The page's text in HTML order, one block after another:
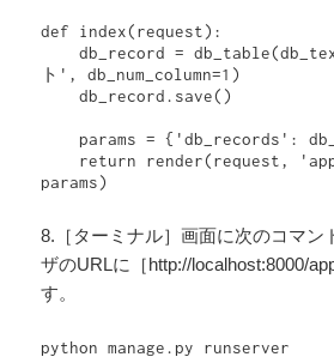
def index(request):
    db_record = db_table(db_text_column='テス
ト', db_num_column=1)
    db_record.save()
8.［ターミナル］画面に次のコマン
ザのURLに［http://localhost:8000/
す。
python manage.py runserver